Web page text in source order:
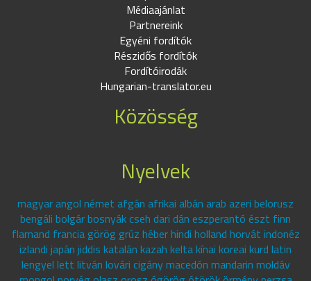
Médiaajánlat
Partnereink
Egyéni fordítók
Részidős fordítók
Fordítóirodák
Hungarian-translator.eu
Közösség
Nyelvek
magyar angol német afgán afrikai albán arab azeri belorusz
bengáli bolgár bosnyák cseh dari dán eszperantó észt finn
flamand francia görög grúz héber hindi holland horvát indonéz
izlandi japán jiddis katalán kazah kelta kínai koreai kurd latin
lengyel lett litván lovári cigány macedón mandarin moldáv